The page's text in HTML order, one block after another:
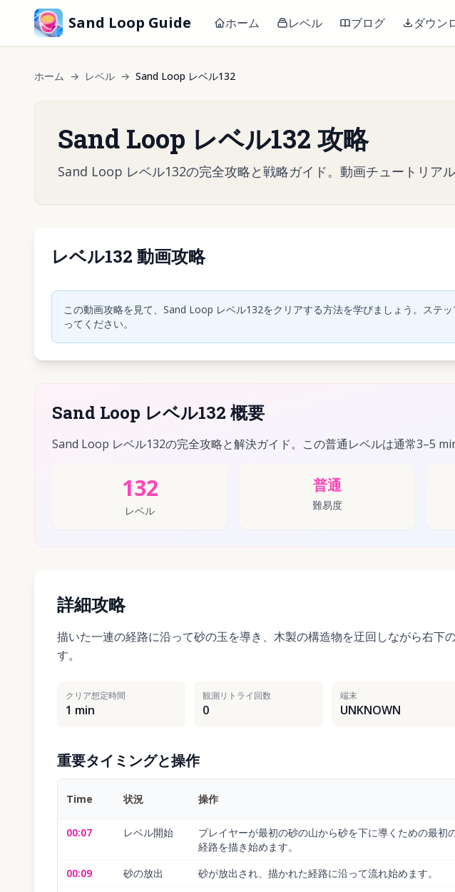
Sand Loop Guide ホーム レベル ブログ ダウン
ホーム → レベル → Sand Loop レベル132
Sand Loop レベル132 攻略
Sand Loop レベル132の完全攻略と戦略ガイド。動画チュートリア
レベル132 動画攻略
この動画攻略を見て、Sand Loop レベル132をクリアする方法を学びましょう。ステ
ってください。
Sand Loop レベル132 概要
Sand Loop レベル132の完全攻略と解決ガイド。この普通レベルは通常3–5
132
レベル
普通
難易度
詳細攻略
描いた一連の経路に沿って砂の玉を導き、木製の構造物を迂回しながら右下
す。
クリア想定時間
1 min
観測リトライ回数
0
端末
UNKNOWN
重要タイミングと操作
Time 状況 操作
00:07 レベル開始
プレイヤーが最初の砂の山から砂を下に導くための最初
経路を描き始めます。
00:09 砂の放出 砂が放出され、描かれた経路に沿って流れ始めます。